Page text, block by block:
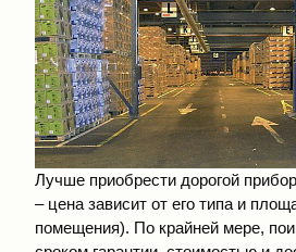
Лучше приобрести дорогой
– цена зависит от его типа и
помещения). По крайней мере,